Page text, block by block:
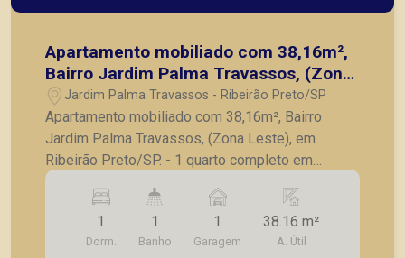
Apartamento mobiliado com 38,16m²,
Bairro Jardim Palma Travassos, (Zona
Leste), em Ribeirão Preto/SP.
Jardim Palma Travassos - Ribeirão Preto/SP
Apartamento mobiliado com 38,16m², Bairro
Jardim Palma Travassos, (Zona Leste), em
Ribeirão Preto/SP. - 1 quarto completo em
armário; - Banheiro social; - Sala para 2
ambientes; - Cozinha com armário; - Lavanderia; -
Sacada; - 1 vaga de garagem. A Piramid tem
como objetivo atender seus clientes com
1
Dorm.
1
Banho
1
Garagem
38.16 m²
A. Útil